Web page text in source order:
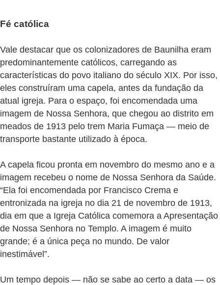
Fé católica
Vale destacar que os colonizadores de Baunilha eram
predominantemente católicos, carregando as
características do povo italiano do século XIX. Por isso,
eles construíram uma capela, antes da fundação da
atual igreja. Para o espaço, foi encomendada uma
imagem de Nossa Senhora, que chegou ao distrito em
meados de 1913 pelo trem Maria Fumaça — meio de
transporte bastante utilizado à época.
A capela ficou pronta em novembro do mesmo ano e a
imagem recebeu o nome de Nossa Senhora da Saúde.
“Ela foi encomendada por Francisco Crema e
entronizada na igreja no dia 21 de novembro de 1913,
dia em que a Igreja Católica comemora a Apresentação
de Nossa Senhora no Templo. A imagem é muito
grande; é a única peça no mundo. De valor
inestimável”.
Um tempo depois — não se sabe ao certo a data — os